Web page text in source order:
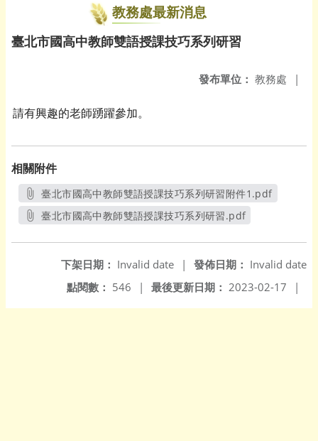
教務處最新消息
臺北市國高中教師雙語授課技巧系列研習
發布單位： 教務處 |
請有興趣的老師踴躍參加。
相關附件
臺北市國高中教師雙語授課技巧系列研習附件1.pdf
另開新視窗
臺北市國高中教師雙語授課技巧系列研習.pdf
發佈日期： Invalid date
下架日期： Invalid date
|
最後更新日期： 2023-02-17 |
點閱數： 546 |